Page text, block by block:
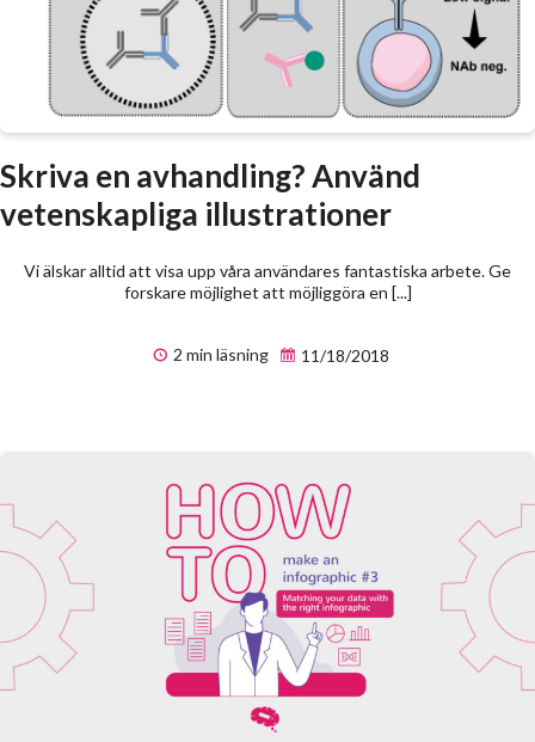
Skriva en avhandling? Använd
vetenskapliga illustrationer
Vi älskar alltid att visa upp våra användares fantastiska arbete. Ge
forskare möjlighet att möjliggöra en [...]
2 min läsning 11/18/2018